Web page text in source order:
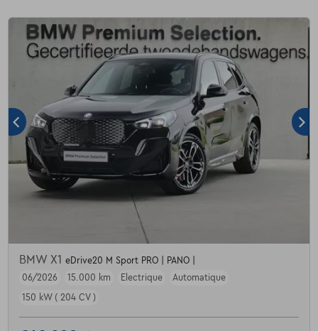
BMW X1 eDrive20 M Sport PRO | PANO |
06/2026
15.000 km Electrique
Automatique
150 kW ( 204 CV )